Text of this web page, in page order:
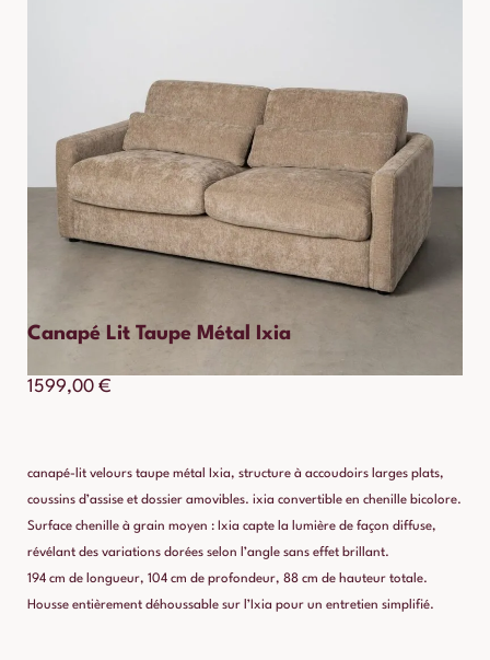
Canapé Lit Taupe Métal Ixia
1599,00 €
canapé-lit velours taupe métal Ixia, structure à accoudoirs larges plats,
coussins d’assise et dossier amovibles. ixia convertible en chenille bicolore.
Surface chenille à grain moyen : Ixia capte la lumière de façon diffuse,
révélant des variations dorées selon l’angle sans effet brillant.
194 cm de longueur, 104 cm de profondeur, 88 cm de hauteur totale.
Housse entièrement déhoussable sur l’Ixia pour un entretien simplifié.